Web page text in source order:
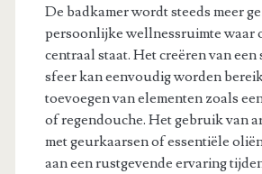
De badkamer wordt steeds meer
persoonlijke wellnessruimte waar
centraal staat. Het creëren van een
sfeer kan eenvoudig worden
toevoegen van elementen zoals
of regendouche. Het gebruik van
met geurkaarsen of essentiële
aan een rustgevende ervaring